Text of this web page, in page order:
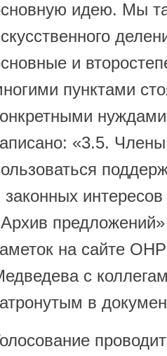
идею. Мы
и
пунктами
«3.5.
законных
на сайте
с
в